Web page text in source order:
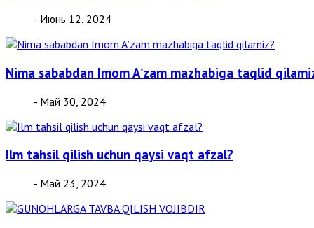
- Июнь 12, 2024
Nima sababdan Imom Aʼzam mazhabiga taqlid
- Май 30, 2024
Ilm tahsil qilish uchun qaysi vaqt afzal?
- Май 23, 2024